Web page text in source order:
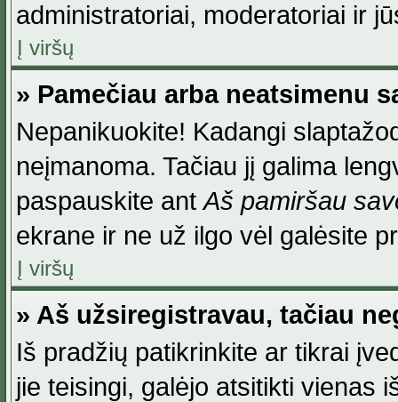
administratoriai, moderatoriai ir
Į viršų
» Pamečiau arba neatsimenu
Nepanikuokite! Kadangi
neįmanoma. Tačiau jį galima
paspauskite antAš pamiršau
ekrane ir ne už ilgo vėl galėsite
Į viršų
» Aš užsiregistravau, tačiau
Iš pradžių patikrinkite ar tikrai
jie teisingi, galėjo atsitikti vienas